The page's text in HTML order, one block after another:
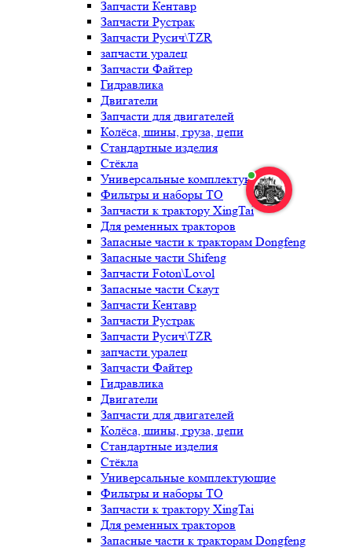
Запчасти Кентавр
Запчасти Рустрак
Запчасти Русич\TZR
запчасти уралец
Запчасти Файтер
Гидравлика
Двигатели
Запчасти для двигателей
Колёса, шины, груза, цепи
Стандартные изделия
Стёкла
Универсальные комплектующие
Фильтры и наборы ТО
Запчасти к трактору XingTai
Для ременных тракторов
Запасные части к тракторам Dongfeng
Запасные части Shifeng
Запчасти Foton\Lovol
Запасные части Скаут
Запчасти Кентавр
Запчасти Рустрак
Запчасти Русич\TZR
запчасти уралец
Запчасти Файтер
Гидравлика
Двигатели
Запчасти для двигателей
Колёса, шины, груза, цепи
Стандартные изделия
Стёкла
Универсальные комплектующие
Фильтры и наборы ТО
Запчасти к трактору XingTai
Для ременных тракторов
Запасные части к тракторам Dongfeng